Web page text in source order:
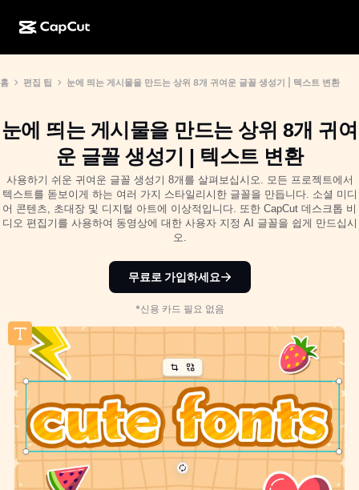
CapCut 데스크톱
CapCut 온라인
CapCut Pad
CapCut 모바일
Dreamina AI
AI로 만들기
동영상 스튜디오
AI 동영상 생성기
AI 이미지 생성기
Dreamina Seedance 2.5
Gemini Omni
텍스트 및 오디오
자동 캡션
캡션 템플릿
기능
동영상 에디터 및 생성기
이미지 에디터 및 생성기
음성 생성기 및 에디터
소셜 미디어
마케팅
라이프스타일 및 브이로그
사용자 지정 디자인
더 보기
소셜 미디어 템플릿
홀리데이 템플릿
더 보기
캘린더 템플릿
효과 템플릿
비즈니스 템플릿
산업 템플릿
요약 템플릿
정보
이니셔티브
제휴 사용자
크리에이티브 파트너 프로그램
CapCut 크리에이티브 캠퍼스
도움말
고객 지원 센터
공지
홈 편집 팁 눈에 띄는 게시물을 만드는 상위 8개 귀여운 글꼴 생성기 | 텍스트 변환
눈에 띄는 게시물을 만드는 상위 8개 귀여
운 글꼴 생성기 | 텍스트 변환
사용하기 쉬운 귀여운 글꼴 생성기 8개를 살펴보십시오. 모든 프로젝트에서
텍스트를 돋보이게 하는 여러 가지 스타일리시한 글꼴을 만듭니다. 소셜 미디
어 콘텐츠, 초대장 및 디지털 아트에 이상적입니다. 또한 CapCut 데스크톱 비
디오 편집기를 사용하여 동영상에 대한 사용자 지정 AI 글꼴을 쉽게 만드십시
오.
무료로 가입하세요
*신용 카드 필요 없음